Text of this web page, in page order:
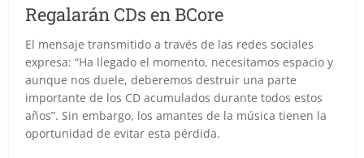
Regalarán CDs en BCore
El mensaje transmitido a través de las redes sociales
expresa: “Ha llegado el momento, necesitamos espacio y
aunque nos duele, deberemos destruir una parte
importante de los CD acumulados durante todos estos
años”. Sin embargo, los amantes de la música tienen la
oportunidad de evitar esta pérdida.